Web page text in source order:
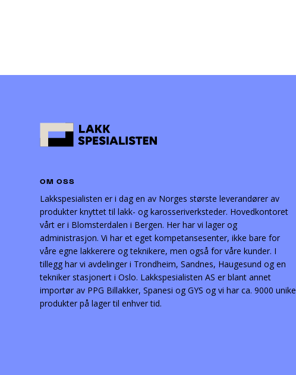
OM OSS
Lakkspesialisten er i dag en av Norges største leverandører av
produkter knyttet til lakk- og karosseriverksteder. Hovedkontoret
vårt er i Blomsterdalen i Bergen. Her har vi lager og
administrasjon. Vi har et eget kompetansesenter, ikke bare for
våre egne lakkerere og teknikere, men også for våre kunder. I
tillegg har vi avdelinger i Trondheim, Sandnes, Haugesund og en
tekniker stasjonert i Oslo. Lakkspesialisten AS er blant annet
importør av PPG Billakker, Spanesi og GYS og vi har ca. 9000 unike
produkter på lager til enhver tid.